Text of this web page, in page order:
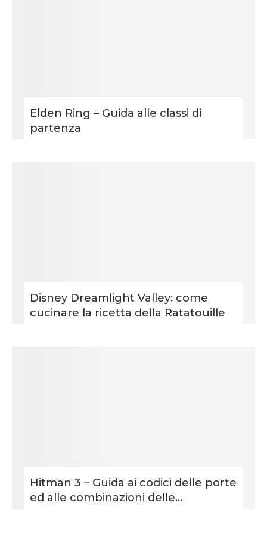
Elden Ring – Guida alle classi di
partenza
Disney Dreamlight Valley: come
cucinare la ricetta della Ratatouille
Hitman 3 – Guida ai codici delle porte
ed alle combinazioni delle...